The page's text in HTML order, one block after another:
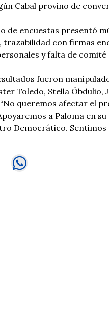
Cabal provino de
de encuestas presentó
con firmas
y falta de
fueron
Toledo, Stella Óbdulio,
queremos afectar el
a Paloma en
Democrático. Sentimos